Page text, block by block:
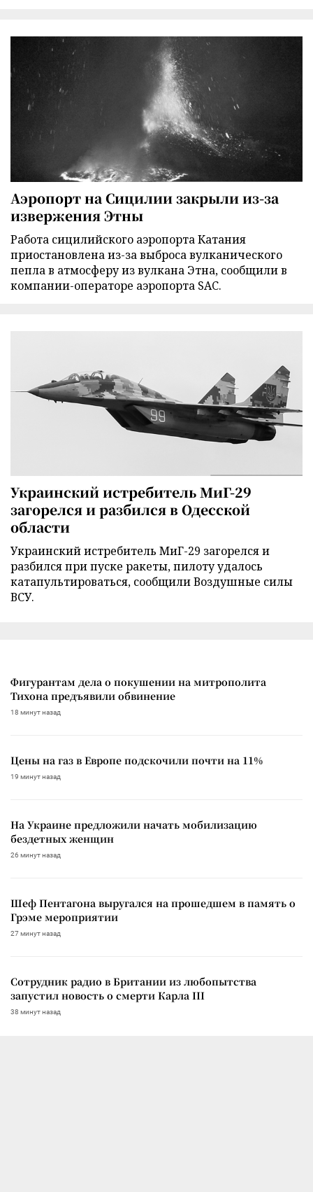
Аэропорт на Сицилии закрыли из-за
извержения Этны
Работа сицилийского аэропорта Катания
приостановлена из-за выброса вулканического
пепла в атмосферу из вулкана Этна, сообщили в
компании-операторе аэропорта SAC.
Украинский истребитель МиГ-29
загорелся и разбился в Одесской
области
Украинский истребитель МиГ-29 загорелся и
разбился при пуске ракеты, пилоту удалось
катапультироваться, сообщили Воздушные силы
ВСУ.
Фигурантам дела о покушении на митрополита
Тихона предъявили обвинение
18 минут назад
Цены на газ в Европе подскочили почти на 11%
19 минут назад
На Украине предложили начать мобилизацию
бездетных женщин
26 минут назад
Шеф Пентагона выругался на прошедшем в память о
Грэме мероприятии
27 минут назад
Сотрудник радио в Британии из любопытства
запустил новость о смерти Карла III
38 минут назад